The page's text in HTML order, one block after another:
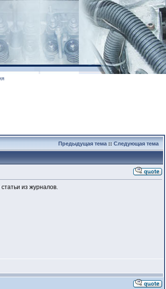
Предыдущая тема :: Следующая тема
из журналов.